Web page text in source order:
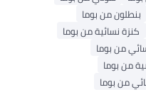
بنطلون من بوما
كنزة نسائية من بوما
من بوما
من بوما
من بوما